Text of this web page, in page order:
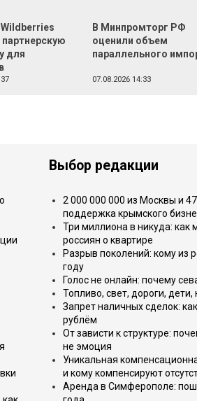
партнерскую
для
В Минпромторг РФ
оценили объем
параллельного
07.08.2026 14:33
Выбор редакции
2 000 000 000 из Москвы и
поддержка крымского
Три миллиона в никуда:
россиян о квартире
Разрыв поколений: кому из
году
Голос не онлайн: почему
Топливо, свет, дороги,
Запрет наличных сделок:
рублём
От зависти к структуре:
не эмоция
Уникальная
и кому компенсируют
Аренда в Симферополе: